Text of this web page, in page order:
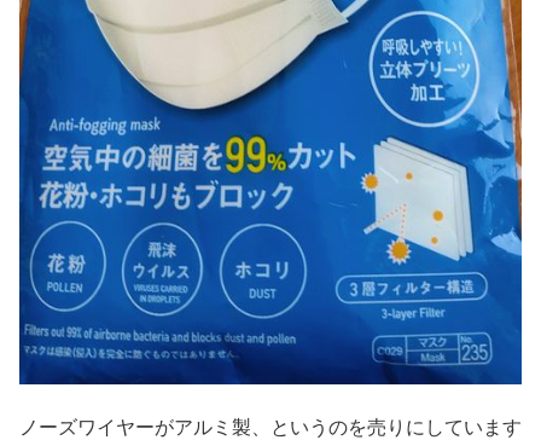
ノーズワイヤーがアルミ製、というのを売りにしています